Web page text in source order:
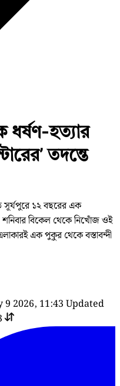
ধর্ষণ-হত্যার
তদন্তে
সূর্যপুরে ১২ বছরের এক
বিকেল থেকে নিখোঁজ ওই
এক পুকুর থেকে বস্তাবন্দী
2026, 11:43 Updated